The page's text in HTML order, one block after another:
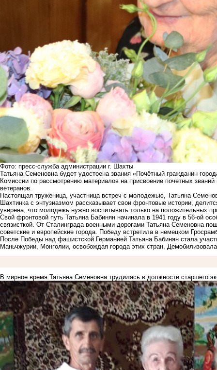
Фото: пресс-служба администрации г. Шахты
Татьяна Семеновна будет удостоена звания «Почётный гражданин
Комиссии по рассмотрению материалов на присвоение почетных
ветеранов.
Настоящая труженица, участница встреч с молодежью, Татьяна
Шахтинка с энтузиазмом рассказывает свои фронтовые истории,
уверена, что молодежь нужно воспитывать только на положительных
Свой фронтовой путь Татьяна Бабинян начинала в 1941 году в 56-ой
связисткой. От Сталинграда военными дорогами Татьяна Семеновна
советские и европейские города. Победу встретила в немецком
После Победы над фашистской Германией Татьяна Бабинян стала
Маньчжурии, Монголии, освобождая города этих стран.
В мирное время Татьяна Семеновна трудилась в должности старшего